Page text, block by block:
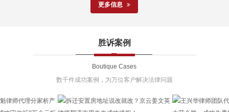
更多信息
胜诉案例
Boutique Cases
数千件成功案例，为万位客户解决法律问题